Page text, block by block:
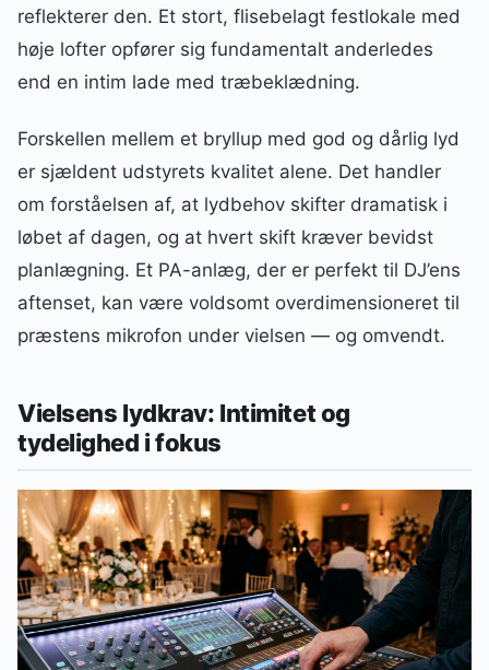
reflekterer den. Et stort, flisebelagt festlokale med
høje lofter opfører sig fundamentalt anderledes
end en intim lade med træbeklædning.
Forskellen mellem et bryllup med god og dårlig lyd
er sjældent udstyrets kvalitet alene. Det handler
om forståelsen af, at lydbehov skifter dramatisk i
løbet af dagen, og at hvert skift kræver bevidst
planlægning. Et PA-anlæg, der er perfekt til DJ’ens
aftenset, kan være voldsomt overdimensioneret til
præstens mikrofon under vielsen — og omvendt.
Vielsens lydkrav: Intimitet og
tydelighed i fokus